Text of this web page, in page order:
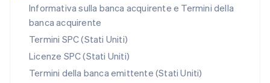
Informativa sulla banca acquirente e Termini della
banca acquirente
Termini SPC (Stati Uniti)
Licenze SPC (Stati Uniti)
Termini della banca emittente (Stati Uniti)
English
Paesi Bassi
NederlandsEnglish
English
Portogallo